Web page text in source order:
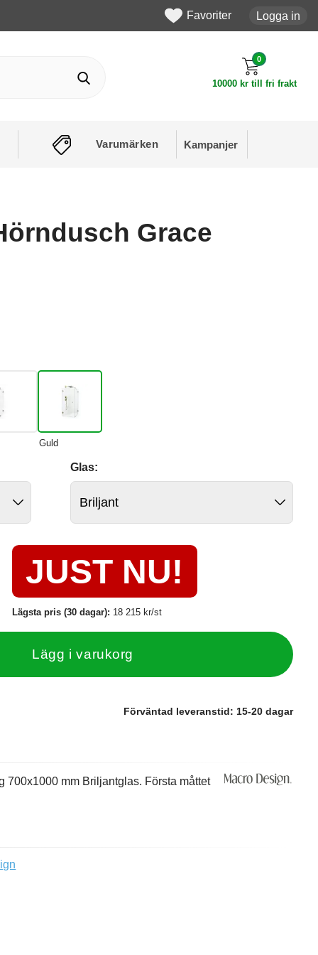
Favoriter Logga in
0
10000 kr till fri frakt
Varumärken Kampanjer
Grace
Guld
Glas:
JUST NU!
Lägsta pris (30 dagar): 18 215 kr/st
Lägg i varukorg
Förväntad leveranstid: 15-20 dagar
700x1000 mm Briljantglas. Första måttet